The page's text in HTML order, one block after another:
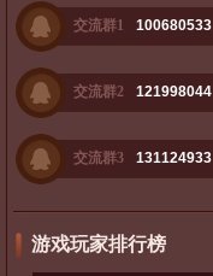
交流群1 100680533
交流群2 121998044
交流群3 131124933
游戏玩家排行榜